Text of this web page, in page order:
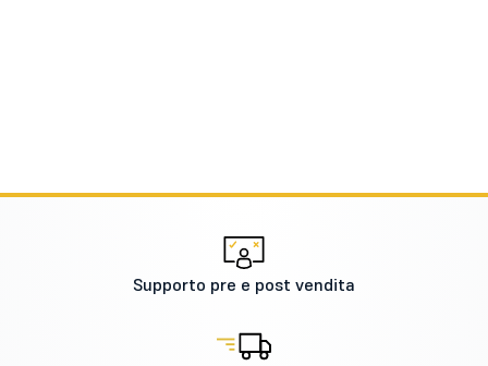
Supporto pre e post vendita